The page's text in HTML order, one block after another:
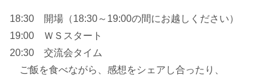
18:30 開場（18:30～19:00の間にお越しください）
19:00 ＷＳスタート
20:30 交流会タイム
ご飯を食べながら、感想をシェアし合ったり、